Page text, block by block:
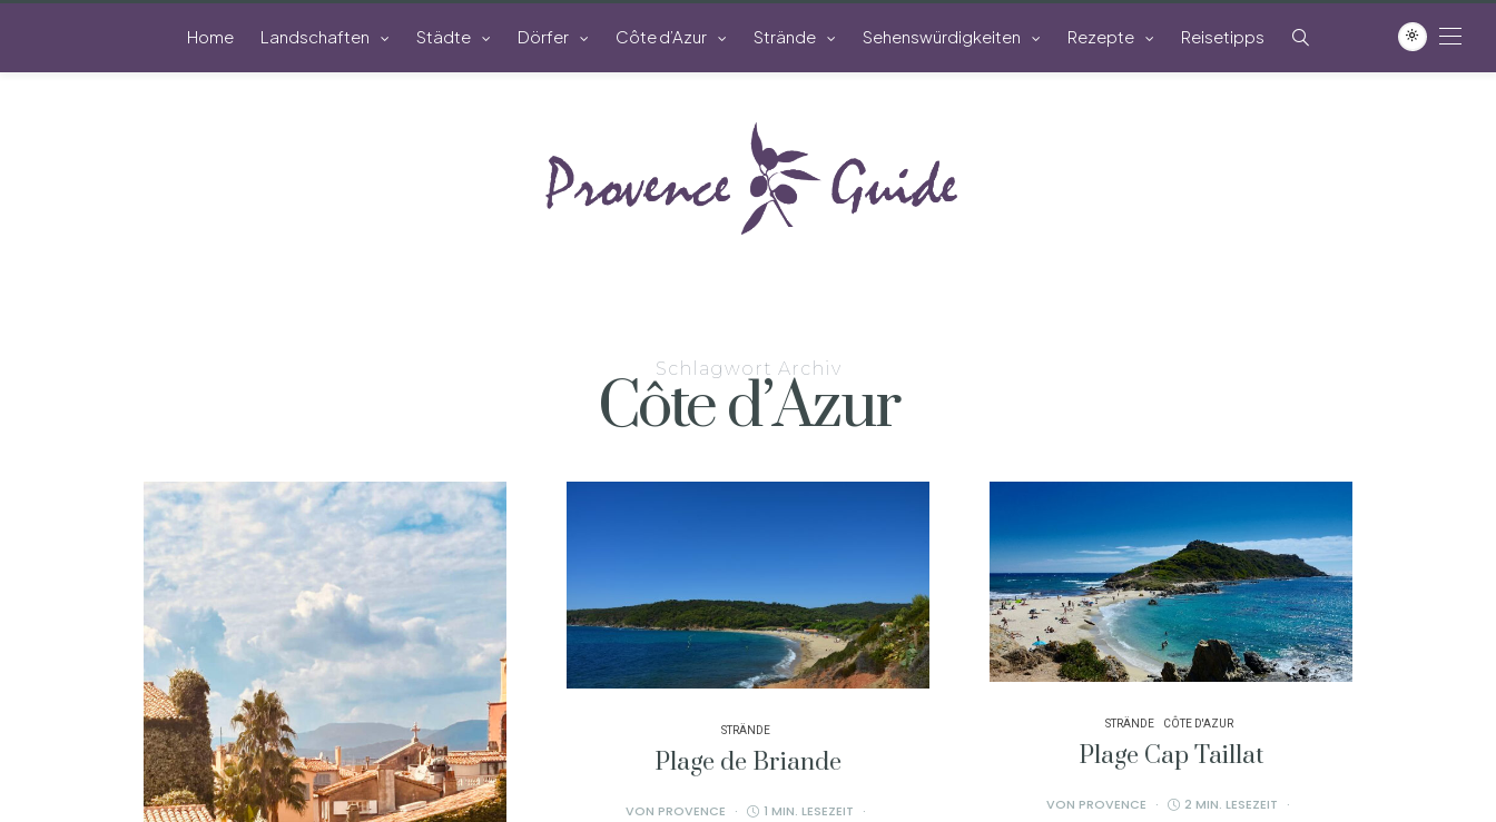
Home Landschaften Städte Dörfer Côte d’Azur Strände Sehenswürdigkeiten Rezepte Reisetipps
Schlagwort Archiv
Côte d’Azur
STRÄNDE
Plage de Briande
VON PROVENCE
1 MIN. LESEZEIT
STRÄNDE CÔTE D'AZUR
Plage Cap Taillat
VON PROVENCE
2 MIN. LESEZEIT